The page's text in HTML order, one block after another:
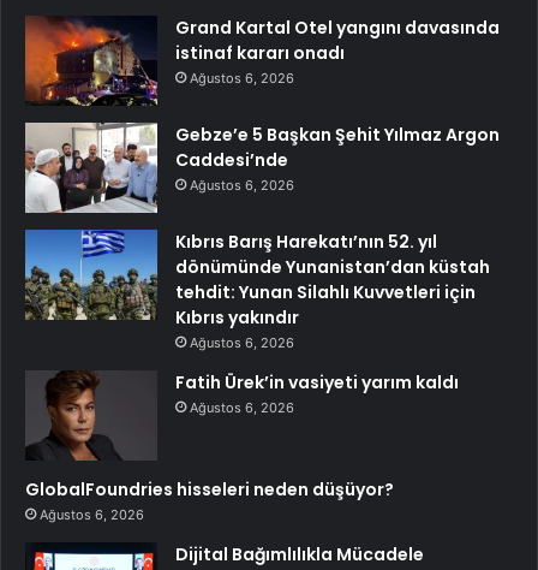
Grand Kartal Otel yangını davasında
istinaf kararı onadı
Ağustos 6, 2026
Gebze’e 5 Başkan Şehit Yılmaz Argon
Caddesi’nde
Ağustos 6, 2026
Kıbrıs Barış Harekatı’nın 52. yıl
dönümünde Yunanistan’dan küstah
tehdit: Yunan Silahlı Kuvvetleri için
Kıbrıs yakındır
Ağustos 6, 2026
Fatih Ürek’in vasiyeti yarım kaldı
Ağustos 6, 2026
GlobalFoundries hisseleri neden düşüyor?
Ağustos 6, 2026
Dijital Bağımlılıkla Mücadele